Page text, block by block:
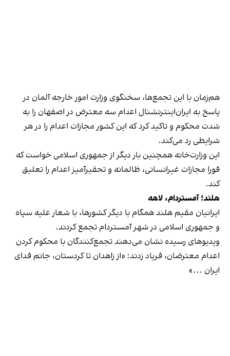
هم‌زمان با این تجمع‌ها، سخنگوی وزارت امور خارجه آلمان در
پاسخ به ایران‌اینترنشنال اعدام سه معترض در اصفهان را به
شدت محکوم و تاکید کرد که این کشور مجازات اعدام را در هر
شرایطی رد می‌کند.
این وزارت‌خانه همچنین بار دیگر از جمهوری اسلامی خواست که
فورا مجازات غیر‌انسانی، ظالمانه و تحقیرآمیز اعدام را تعلیق
کند.
هلند؛ آمستردام، لاهه
ایرانیان مقیم هلند همگام با دیگر کشورها، با شعار علیه سپاه
و جمهوری اسلامی در شهر آمستردام تجمع کردند.
ویدیوهای رسیده نشان می‌دهند تجمع‌کنندگان با محکوم کردن
اعدام‌ معترضان، فریاد زدند: «از زاهدان تا کردستان، جانم فدای
ایران ...»